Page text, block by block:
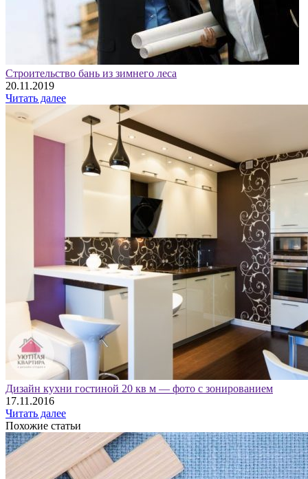
Строительство бань из зимнего леса
20.11.2019
Читать далее
Дизайн кухни гостиной 20 кв м — фото с зонированием
17.11.2016
Читать далее
Похожие статьи